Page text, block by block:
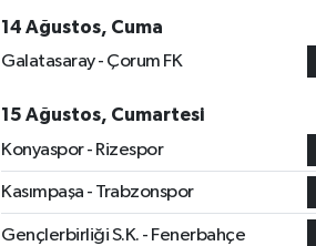
14 Ağustos, Cuma
Galatasaray - Çorum FK
15 Ağustos, Cumartesi
Konyaspor - Rizespor
Kasımpaşa - Trabzonspor
Gençlerbirliği S.K. - Fenerbahçe